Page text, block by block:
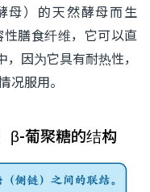
母）的天然酵母而生
膳食纤维，它可以直
因为它具有耐热性，
况服用。
β-葡聚糖的结构